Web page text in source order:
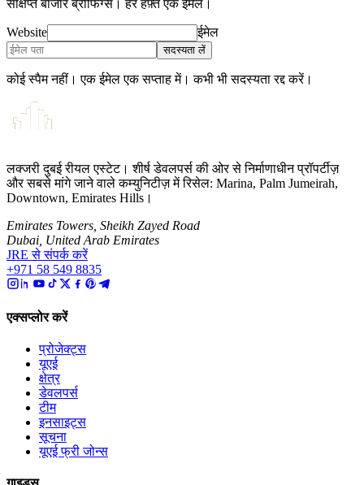
संक्षिप्त बाजार ब्रीफिंग्स। हर हफ़्ते एक ईमेल।
Website ईमेल
सदस्यता लें
कोई स्पैम नहीं। एक ईमेल एक सप्ताह में। कभी भी सदस्यता रद्द करें।
लक्जरी दुबई रीयल एस्टेट। शीर्ष डेवलपर्स की ओर से निर्माणाधीन प्रॉपर्टीज़
और सबसे मांगे जाने वाले कम्युनिटीज़ में रिसेल: Marina, Palm Jumeirah,
Downtown, Emirates Hills।
Emirates Towers, Sheikh Zayed Road
Dubai, United Arab Emirates
JRE से संपर्क करें
+971 58 549 8835
एक्सप्लोर करें
प्रोजेक्ट्स
यूएई
क्षेत्र
डेवलपर्स
टीम
इनसाइट्स
सूचना
यूएई फ्री जोन्स